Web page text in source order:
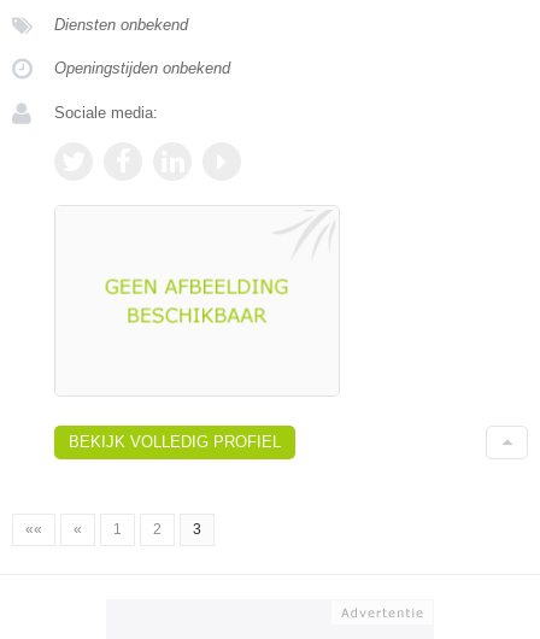
Diensten onbekend
Openingstijden onbekend
Sociale media:
BEKIJK VOLLEDIG PROFIEL
«« « 1 2 3